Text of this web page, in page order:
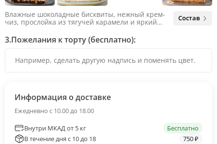
Влажные шоколадные бисквиты, нежный крем-
чиз, прослойка из тягучей карамели и яркий
яркий вкус шоколада и тягучей карамели, не
оставляя ни единого шанса остаться
Состав
3.Пожелания к торту (бесплатно):
Информация о доставке
Ежедневно с 10.00 до 18.00
Внутри МКАД от 5 кг
Бесплатно
В течение дня с 10 до 18
750 ₽